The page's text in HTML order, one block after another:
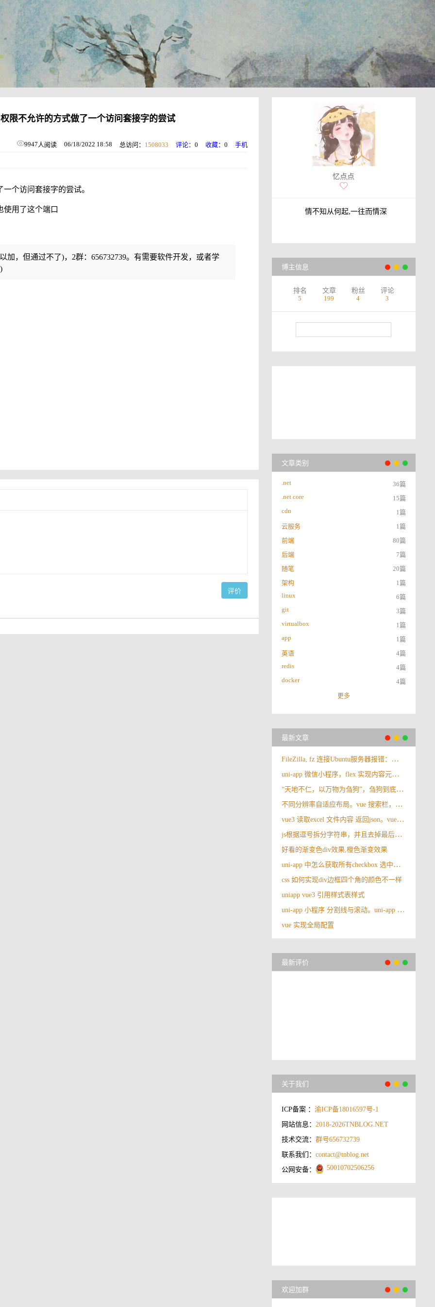
限不允许的方式做了一个访问套接字的尝试
9947人阅读 06/18/2022 18:58 总访问： 1508033 评论：0 收藏：0 手机
个访问套接字的尝试。
使用了这个端口
加，但通过不了)，2群：656732739。有需要软件开发，或者学
评价
忆点点
情不知从何起,一往而情深
博主信息
排名
5
文章
199
粉丝
4
评论
3
文章类别
.net
36篇
.net core
15篇
cdn
1篇
云服务
1篇
前端
80篇
后端
7篇
随笔
20篇
架构
1篇
linux
6篇
git
3篇
virtualbox
1篇
app
1篇
英语
4篇
redis
4篇
docker
4篇
更多
最新文章
FileZilla, fz 连接Ubuntu服务器报错：错误: 无法和 SFTP 服务器建立 FTP 连接，请选择合适的协议。
uni-app 微信小程序，flex 实现内容元素垂直与水平居中
“天地不仁，以万物为刍狗”，刍狗到底是啥？很多人都理解错了
不同分辨率自适应布局。vue 搜索栏，操作按钮自适应布局
vue3 读取excel 文件内容 返回json。vue3 导入excel
js根据逗号拆分字符串，并且去掉最后一个逗号
好看的渐变色div效果,橙色渐变效果
uni-app 中怎么获取所有checkbox 选中的值
css 如何实现div边框四个角的颜色不一样
uniapp vue3 引用样式表样式
uni-app 小程序 分割线与滚动。uni-app 中占满剩下高度，并且在剩下高度里边滚动
vue 实现全局配置
最新评价
关于我们
ICP备案 ：渝ICP备18016597号-1
网站信息：2018-2026TNBLOG.NET
技术交流：群号656732739
联系我们：contact@tnblog.net
公网安备： 50010702506256
欢迎加群